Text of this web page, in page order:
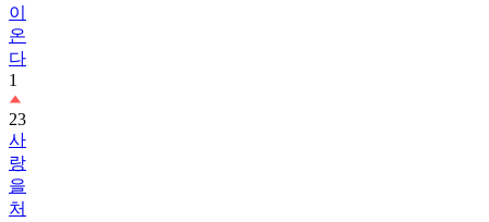
이
온
다
1
23
사
랑
을
처